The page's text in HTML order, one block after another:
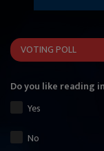
VOTING POLL
Do you like reading
Yes
No